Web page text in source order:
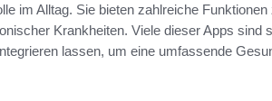
im Alltag. Sie bieten zahlreiche
Krankheiten. Viele dieser Apps sind
lassen, um eine umfassende